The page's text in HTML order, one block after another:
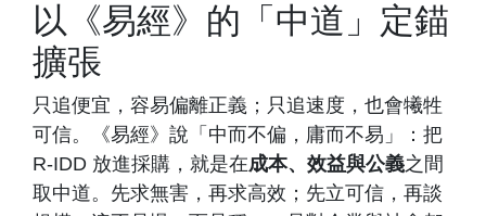
以《易經》的「中道」定錨
擴張
只追便宜，容易偏離正義；只追速度，也會犧牲
可信。《易經》說「中而不偏，庸而不易」：把
R-IDD 放進採購，就是在成本、效益與公義之間
取中道。先求無害，再求高效；先立可信，再談